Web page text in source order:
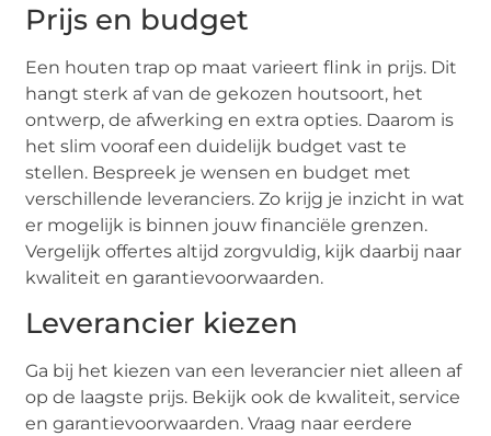
Prijs en budget
Een houten trap op maat varieert flink in prijs. Dit
hangt sterk af van de gekozen houtsoort, het
ontwerp, de afwerking en extra opties. Daarom is
het slim vooraf een duidelijk budget vast te
stellen. Bespreek je wensen en budget met
verschillende leveranciers. Zo krijg je inzicht in wat
er mogelijk is binnen jouw financiële grenzen.
Vergelijk offertes altijd zorgvuldig, kijk daarbij naar
kwaliteit en garantievoorwaarden.
Leverancier kiezen
Ga bij het kiezen van een leverancier niet alleen af
op de laagste prijs. Bekijk ook de kwaliteit, service
en garantievoorwaarden. Vraag naar eerdere